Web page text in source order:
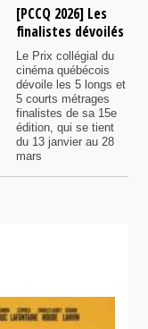
[PCCQ 2026] Les
finalistes dévoilés
Le Prix collégial du
cinéma québécois
dévoile les 5 longs et
5 courts métrages
finalistes de sa 15e
édition, qui se tient
du 13 janvier au 28
mars